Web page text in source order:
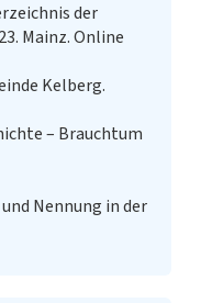
der
Mainz. Online
Kelberg.
– Brauchtum
Nennung in der